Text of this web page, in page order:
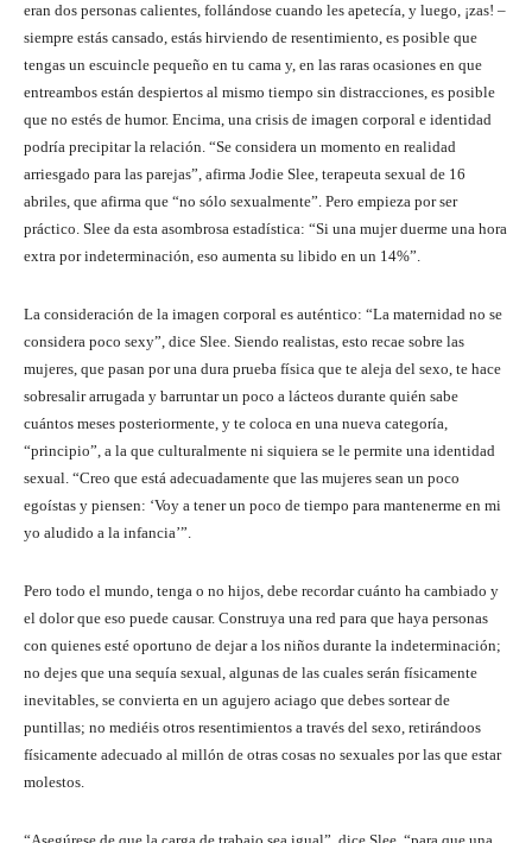
eran dos personas calientes, follándose cuando les apetecía, y luego, ¡zas! –
siempre estás cansado, estás hirviendo de resentimiento, es posible que
tengas un escuincle pequeño en tu cama y, en las raras ocasiones en que
entreambos están despiertos al mismo tiempo sin distracciones, es posible
que no estés de humor. Encima, una crisis de imagen corporal e identidad
podría precipitar la relación. “Se considera un momento en realidad
arriesgado para las parejas”, afirma Jodie Slee, terapeuta sexual de 16
abriles, que afirma que “no sólo sexualmente”. Pero empieza por ser
práctico. Slee da esta asombrosa estadística: “Si una mujer duerme una hora
extra por indeterminación, eso aumenta su libido en un 14%”.
La consideración de la imagen corporal es auténtico: “La maternidad no se
considera poco sexy”, dice Slee. Siendo realistas, esto recae sobre las
mujeres, que pasan por una dura prueba física que te aleja del sexo, te hace
sobresalir arrugada y barruntar un poco a lácteos durante quién sabe
cuántos meses posteriormente, y te coloca en una nueva categoría,
“principio”, a la que culturalmente ni siquiera se le permite una identidad
sexual. “Creo que está adecuadamente que las mujeres sean un poco
egoístas y piensen: ‘Voy a tener un poco de tiempo para mantenerme en mi
yo aludido a la infancia’”.
Pero todo el mundo, tenga o no hijos, debe recordar cuánto ha cambiado y
el dolor que eso puede causar. Construya una red para que haya personas
con quienes esté oportuno de dejar a los niños durante la indeterminación;
no dejes que una sequía sexual, algunas de las cuales serán físicamente
inevitables, se convierta en un agujero aciago que debes sortear de
puntillas; no mediéis otros resentimientos a través del sexo, retirándoos
físicamente adecuado al millón de otras cosas no sexuales por las que estar
molestos.